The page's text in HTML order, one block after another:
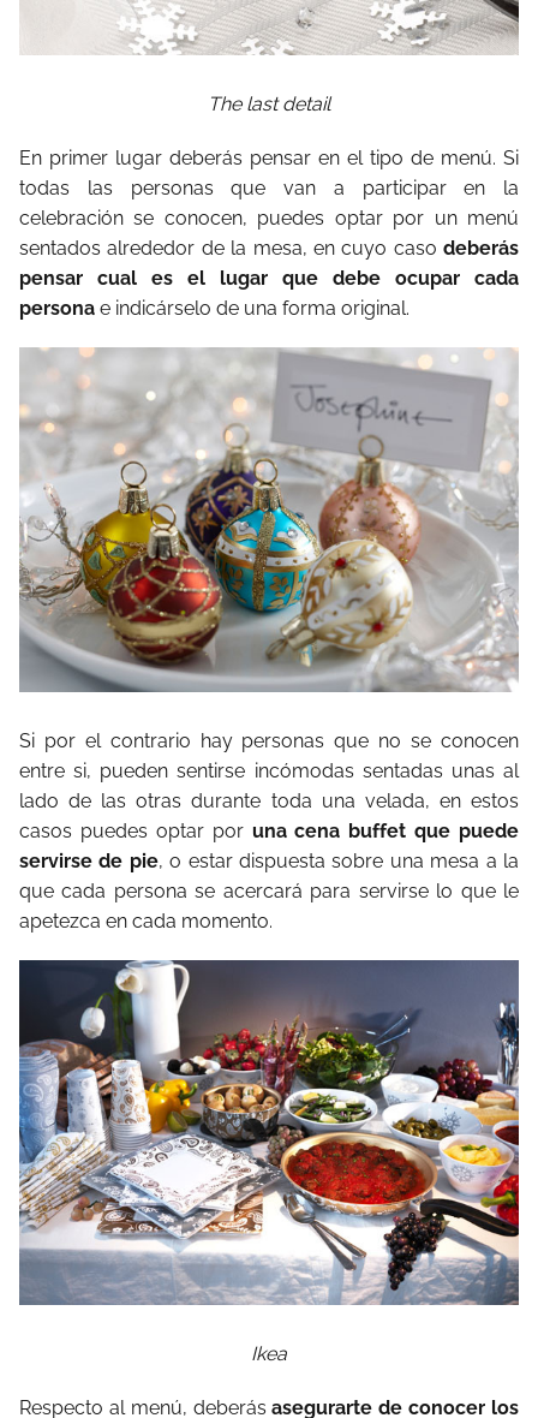
The last detail
En primer lugar deberás pensar en el tipo de menú. Si
todas las personas que van a participar en la
celebración se conocen, puedes optar por un menú
sentados alrededor de la mesa, en cuyo caso deberás
pensar cual es el lugar que debe ocupar cada
persona e indicárselo de una forma original.
Si por el contrario hay personas que no se conocen
entre si, pueden sentirse incómodas sentadas unas al
lado de las otras durante toda una velada, en estos
casos puedes optar por una cena buffet que puede
servirse de pie, o estar dispuesta sobre una mesa a la
que cada persona se acercará para servirse lo que le
apetezca en cada momento.
Ikea
Respecto al menú, deberásasegurarte de conocer los